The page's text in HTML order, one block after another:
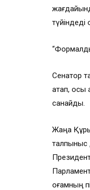
түйіндеді
Сенатор
атап, осы
санайды.
Жаңа
талпыныс
қоғамның